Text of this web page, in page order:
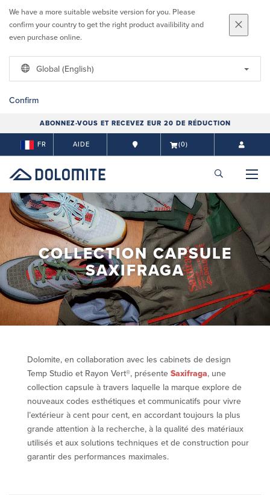
We have a more suitable website version for you. Please
confirm your country to get the right product availibility and
even purchase online.
Global (English)
Confirm
ABONNEZ-VOUS ET RECEVEZ EUR 20 DE RÉDUCTION
FR AIDE (0)
COLLECTION CAPSULE
SAXIFRAGA
Dolomite, en collaboration avec les cabinets de design
Temp Studio et Rayon Vert®, présente Saxifraga, une
collection capsule à travers laquelle la marque explore de
nouveaux codes esthétiques et communicatifs pour vivre
l’extérieur à cent pour cent, en accordant toujours la plus
grande attention à la recherche, à la qualité des matériaux
utilisés et aux solutions techniques et de construction pour
garantir des performances maximales.